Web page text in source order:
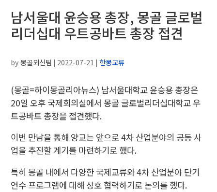
남서울대 윤승용 총장, 몽골 글로벌
리더십대 우트공바트 총장 접견
by몽골외신팀 | 2022-07-21 |한몽교류
(몽골=하이몽골리아뉴스) 남서울대학교 윤승용 총장은
20일 오후 국제회의실에서 몽골 글로벌리더십대학교 우
트공바트 총장을 접견했다.
이번 만남을 통해 양교는 앞으로 4차 산업분야의 공동 사
업을 추진할 계기를 마련하기로 했다.
특히 몽골 내에서 다양한 국제교류와 4차 산업분야 단기
연수 프로그램에 대해 상호 협력하기로 논의를 했다.